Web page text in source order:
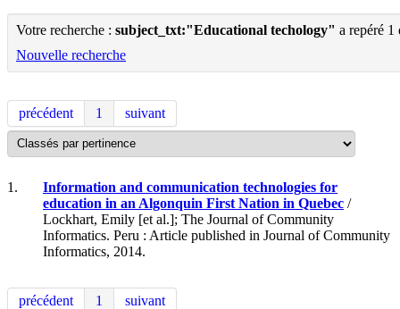
Votre recherche : subject_txt:"Educational techology" a repéré 1
Nouvelle recherche
précédent 1 suivant
1.
Information and communication technologies for
education in an Algonquin First Nation in Quebec /
Lockhart, Emily [et al.]; The Journal of Community
Informatics. Peru : Article published in Journal of Community
Informatics, 2014.
précédent 1 suivant